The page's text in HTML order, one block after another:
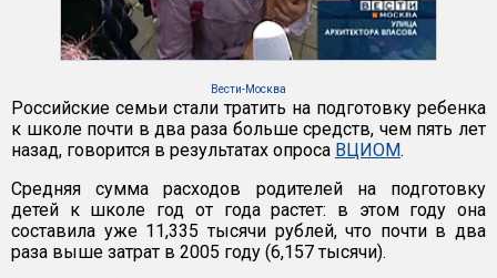
Вести-Москва
Российские семьи стали тратить на подготовку ребенка
к школе почти в два раза больше средств, чем пять лет
назад, говорится в результатах опроса ВЦИОМ.
Средняя сумма расходов родителей на подготовку
детей к школе год от года растет: в этом году она
составила уже 11,335 тысячи рублей, что почти в два
раза выше затрат в 2005 году (6,157 тысячи).